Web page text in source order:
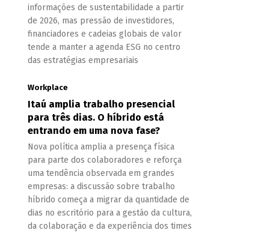
informações de sustentabilidade a partir
de 2026, mas pressão de investidores,
financiadores e cadeias globais de valor
tende a manter a agenda ESG no centro
das estratégias empresariais
Workplace
Itaú amplia trabalho presencial
para três dias. O híbrido está
entrando em uma nova fase?
Nova política amplia a presença física
para parte dos colaboradores e reforça
uma tendência observada em grandes
empresas: a discussão sobre trabalho
híbrido começa a migrar da quantidade de
dias no escritório para a gestão da cultura,
da colaboração e da experiência dos times